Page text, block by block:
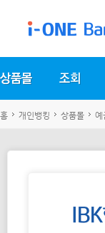
홈 개인뱅킹 상품몰 예